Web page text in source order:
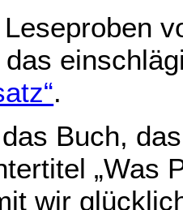
das
.
Buch,
„Was
wir